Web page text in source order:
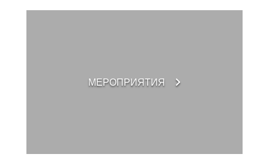
ЭКСКУРСИИ
МЕРОПРИЯТИЯ